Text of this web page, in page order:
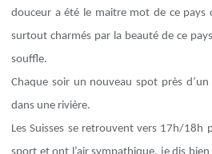
douceur a été le maitre mot de ce pays
surtout charmés par la beauté de ce
souffle.
Chaque soir un nouveau spot près
dans une rivière.
Les Suisses se retrouvent vers 17h/